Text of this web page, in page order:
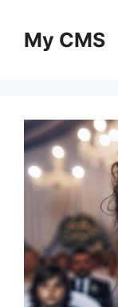
contentMy CMS